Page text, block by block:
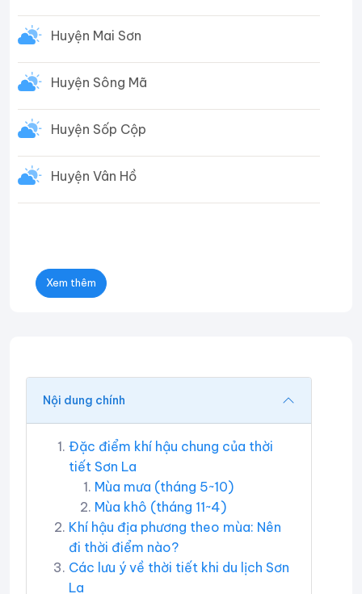
Huyện Mai Sơn
Huyện Sông Mã
Huyện Sốp Cộp
Huyện Vân Hồ
Xem thêm
Nội dung chính
Đặc điểm khí hậu chung của thời
tiết Sơn La
Mùa mưa (tháng 5~10)
Mùa khô (tháng 11~4)
Khí hậu địa phương theo mùa: Nên
đi thời điểm nào?
Các lưu ý về thời tiết khi du lịch Sơn
La